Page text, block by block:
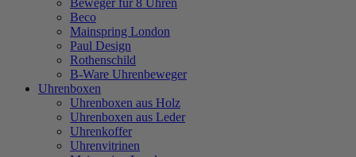
Beweger für 8 Uhren
Beco
Mainspring London
Paul Design
Rothenschild
B-Ware Uhrenbeweger
Uhrenboxen
Uhrenboxen aus Holz
Uhrenboxen aus Leder
Uhrenkoffer
Uhrenvitrinen